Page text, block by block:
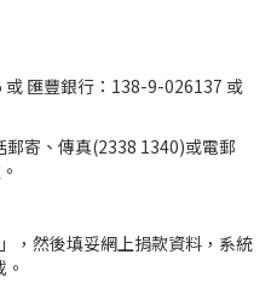
匯豐銀行：138-9-026137 或
寄、傳真(2338 1340)或電郵
，然後填妥網上捐款資料，系統